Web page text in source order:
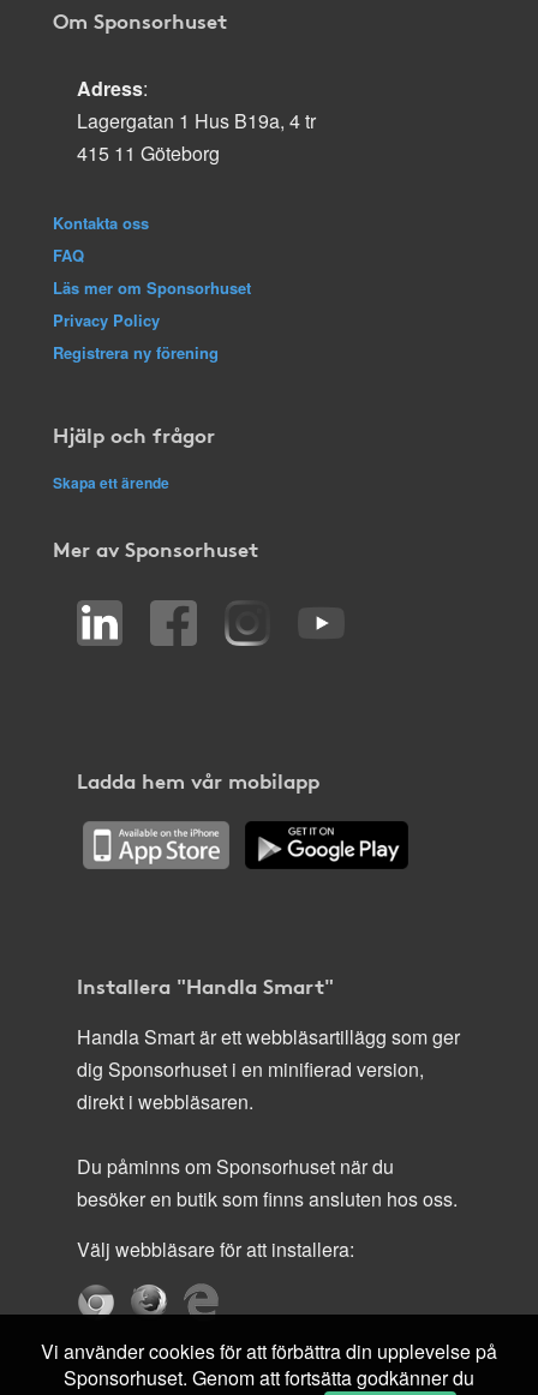
Om Sponsorhuset
Adress:
Lagergatan 1 Hus B19a, 4 tr
415 11 Göteborg
Kontakta oss
FAQ
Läs mer om Sponsorhuset
Privacy Policy
Registrera ny förening
Hjälp och frågor
Skapa ett ärende
Mer av Sponsorhuset
Ladda hem vår mobilapp
Installera "Handla Smart"
Handla Smart är ett webbläsartillägg som ger
dig Sponsorhuset i en minifierad version,
direkt i webbläsaren.
Du påminns om Sponsorhuset när du
besöker en butik som finns ansluten hos oss.
Välj webbläsare för att installera:
Vi använder cookies för att förbättra din upplevelse på
Sponsorhuset. Genom att fortsätta godkänner du